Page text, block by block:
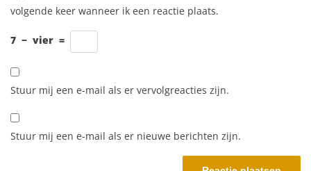
volgende keer wanneer ik een reactie plaats.
7 − vier =
Stuur mij een e-mail als er vervolgreacties zijn.
Stuur mij een e-mail als er nieuwe berichten zijn.